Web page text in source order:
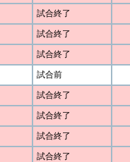
試合終了
試合終了
試合終了
試合前
試合終了
試合終了
試合終了
試合終了